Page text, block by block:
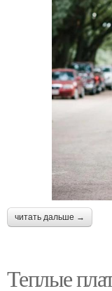
читать дальше →
Теплые